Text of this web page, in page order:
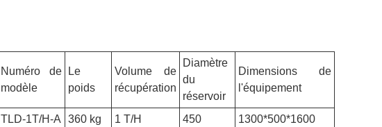
Numéro de
modèle
Le
poids
Volume de
récupération
Diamètre
du
réservoir
Dimensions de
l'équipement
TLD-1T/H-A 360 kg 1 T/H 450 1300*500*1600